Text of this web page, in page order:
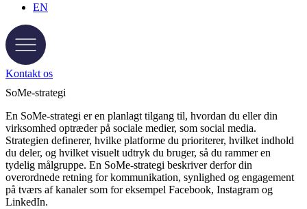
EN
Kontakt os
SoMe-strategi
En SoMe-strategi er en planlagt tilgang til, hvordan du eller din
virksomhed optræder på sociale medier, som social media.
Strategien definerer, hvilke platforme du prioriterer, hvilket indhold
du deler, og hvilket visuelt udtryk du bruger, så du rammer en
tydelig målgruppe. En SoMe-strategi beskriver derfor din
overordnede retning for kommunikation, synlighed og engagement
på tværs af kanaler som for eksempel Facebook, Instagram og
LinkedIn.